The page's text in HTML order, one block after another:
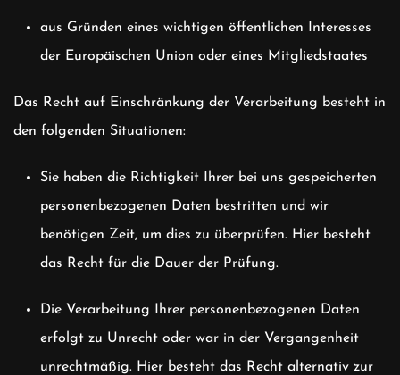
aus Gründen eines wichtigen öffentlichen Interesses
der Europäischen Union oder eines Mitgliedstaates
Das Recht auf Einschränkung der Verarbeitung besteht in
den folgenden Situationen:
Sie haben die Richtigkeit Ihrer bei uns gespeicherten
personenbezogenen Daten bestritten und wir
benötigen Zeit, um dies zu überprüfen. Hier besteht
das Recht für die Dauer der Prüfung.
Die Verarbeitung Ihrer personenbezogenen Daten
erfolgt zu Unrecht oder war in der Vergangenheit
unrechtmäßig. Hier besteht das Recht alternativ zur